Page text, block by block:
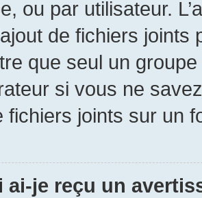
ou par utilisateur.
de fichiers
que seul un
si vous ne
fichiers joints sur un
ai-je reçu un